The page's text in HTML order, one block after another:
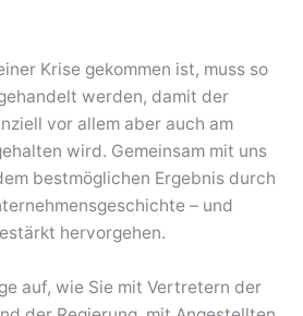
Krise gekommen ist, muss so
werden, damit der
vor allem aber auch am
wird. Gemeinsam mit uns
bestmöglichen Ergebnis durch
– und
hervorgehen.
auf, wie Sie mit Vertretern der